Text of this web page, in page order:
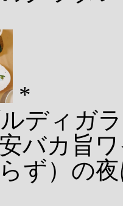
*
ディガ
バカ旨
ず）の